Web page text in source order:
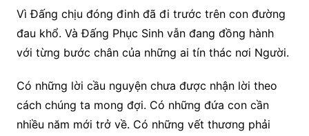
Vì Đấng chịu đóng đinh đã đi trước trên con đường
đau khổ. Và Đấng Phục Sinh vẫn đang đồng hành
với từng bước chân của những ai tín thác nơi Người.
Có những lời cầu nguyện chưa được nhận lời theo
cách chúng ta mong đợi. Có những đứa con cần
nhiều năm mới trở về. Có những vết thương phải